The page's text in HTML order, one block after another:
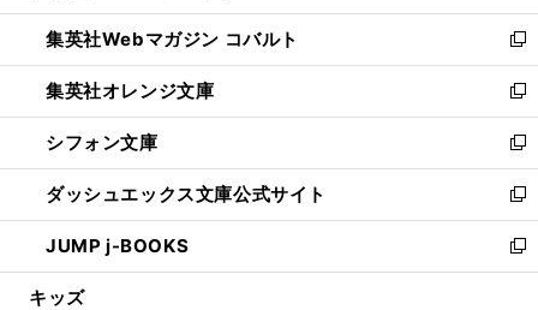
開
く
ウ
で
開
く
ン
ド
ウ
で
開
く
ウ
ィ
ン
ド
ウ
で
開
く
集英社Webマガジン コバルト
新
し
い
ウ
ィ
ン
ド
ウ
で
開
集英社オレンジ文庫
新
し
い
ウ
ィ
ン
ド
ウ
シフォン文庫
新
し
い
ウ
ィ
ン
ダッシュエックス文庫公式サイト
新
し
い
ウ
JUMP j-BOOKS
新
し
キッズ